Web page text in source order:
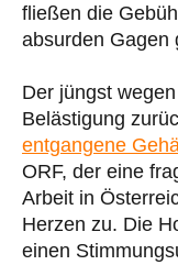
fließen die
absurden Gagen
Der jüngst
Belästigung
entgangene
ORF, der eine
Arbeit in
Herzen zu. Die
einen